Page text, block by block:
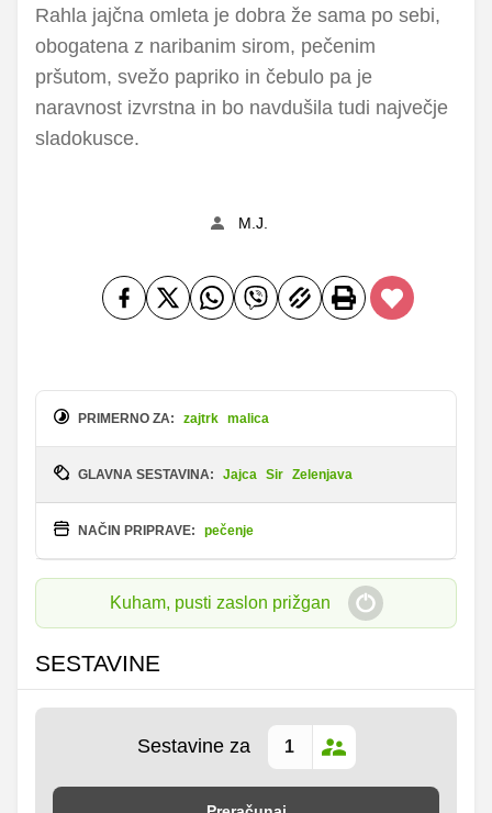
Rahla jajčna omleta je dobra že sama po sebi,
obogatena z naribanim sirom, pečenim
pršutom, svežo papriko in čebulo pa je
naravnost izvrstna in bo navdušila tudi največje
sladokusce.
M.J.
PRIMERNO ZA: zajtrk malica
GLAVNA SESTAVINA: Jajca Sir Zelenjava
NAČIN PRIPRAVE: pečenje
Kuham, pusti zaslon prižgan
SESTAVINE
Sestavine za